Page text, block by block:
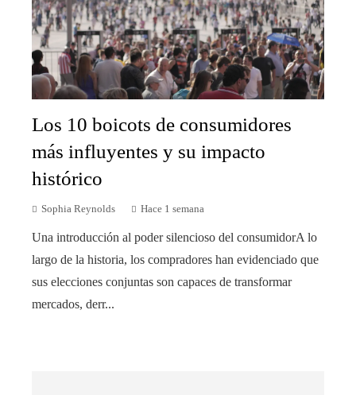
Los 10 boicots de consumidores
más influyentes y su impacto
histórico
Sophia Reynolds Hace 1 semana
Una introducción al poder silencioso del consumidorA lo
largo de la historia, los compradores han evidenciado que
sus elecciones conjuntas son capaces de transformar
mercados, derr...